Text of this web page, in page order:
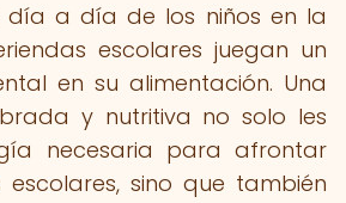
día a día de los niños en la
escolares juegan un
en su alimentación. Una
y nutritiva no solo les
necesaria para afrontar
escolares, sino que también